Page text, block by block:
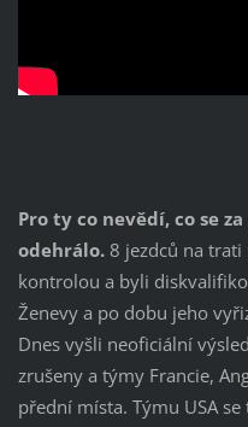
Pro ty co nevědí, co se
odehrálo. 8 jezdců na
kontrolou a byli
Ženevy a po dobu jeho
Dnes vyšli neoficiální
zrušeny a týmy Francie,
přední místa. Týmu USA